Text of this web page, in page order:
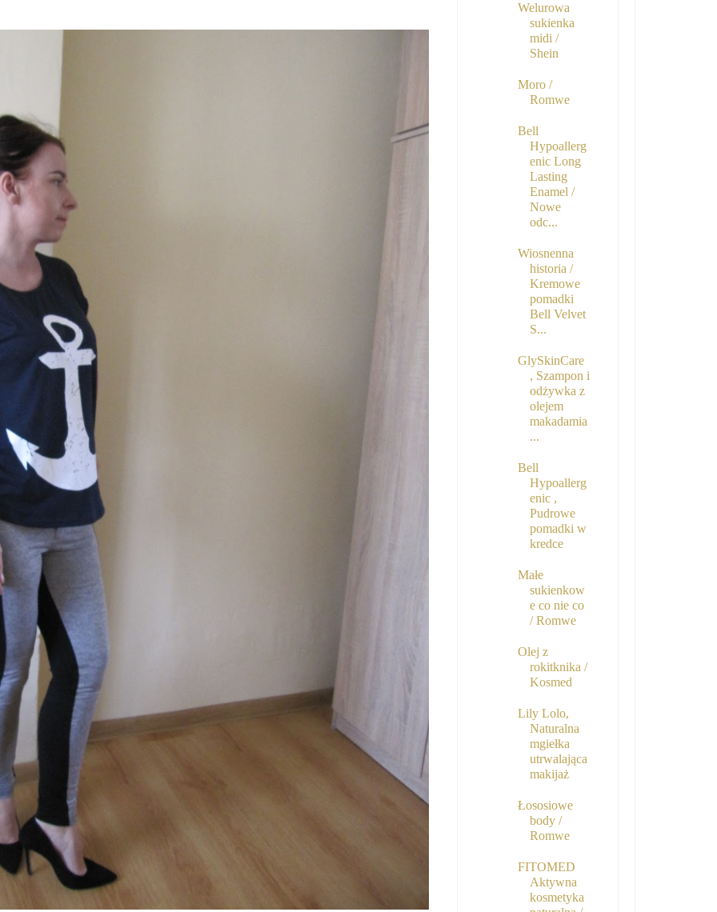
Welurowa
sukienka
midi /
Shein
Moro /
Romwe
Bell
Hypoallerg
enic Long
Lasting
Enamel /
Nowe
odc...
Wiosnenna
historia /
Kremowe
pomadki
Bell Velvet
S...
GlySkinCare
, Szampon i
odżywka z
olejem
makadamia
...
Bell
Hypoallerg
enic ,
Pudrowe
pomadki w
kredce
Małe
sukienkow
e co nie co
/ Romwe
Olej z
rokitknika /
Kosmed
Lily Lolo,
Naturalna
mgiełka
utrwalająca
makijaż
Łososiowe
body /
Romwe
FITOMED
Aktywna
kosmetyka